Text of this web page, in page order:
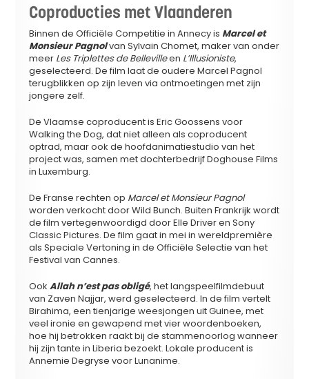
Coproducties met Vlaanderen
Binnen de Officiële Competitie in Annecy is Marcel et
Monsieur Pagnolvan Sylvain Chomet, maker van onder
meer Les Triplettes de Bellevilleen L’Illusioniste,
geselecteerd. De film laat de oudere Marcel Pagnol
terugblikken op zijn leven via ontmoetingen met zijn
jongere zelf.
De Vlaamse coproducent is Eric Goossens voor
Walking the Dog, dat niet alleen als coproducent
optrad, maar ook de hoofdanimatiestudio van het
project was, samen met dochterbedrijf Doghouse Films
in Luxemburg.
De Franse rechten op Marcel et Monsieur Pagnol
worden verkocht door Wild Bunch. Buiten Frankrijk wordt
de film vertegenwoordigd door Elle Driver en Sony
Classic Pictures. De film gaat in mei in wereldpremière
als Speciale Vertoning in de Officiële Selectie van het
Festival van Cannes.
OokAllah n’est pas obligé, het langspeelfilmdebuut
van Zaven Najjar, werd geselecteerd. In de film vertelt
Birahima, een tienjarige weesjongen uit Guinee, met
veel ironie en gewapend met vier woordenboeken,
hoe hij betrokken raakt bij de stammenoorlog wanneer
hij zijn tante in Liberia bezoekt. Lokale producent is
Annemie Degryse voor Lunanime.